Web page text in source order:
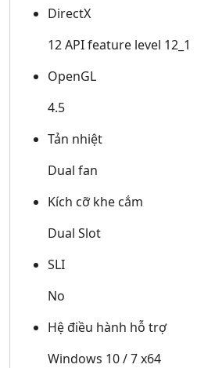
DirectX
12 API feature level 12_1
OpenGL
4.5
Tản nhiệt
Dual fan
Kích cỡ khe cắm
Dual Slot
SLI
No
Hệ điều hành hỗ trợ
Windows 10 / 7 x64